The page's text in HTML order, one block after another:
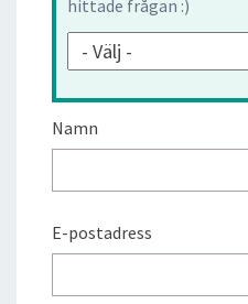
hittade frågan :)
Namn
E-postadress